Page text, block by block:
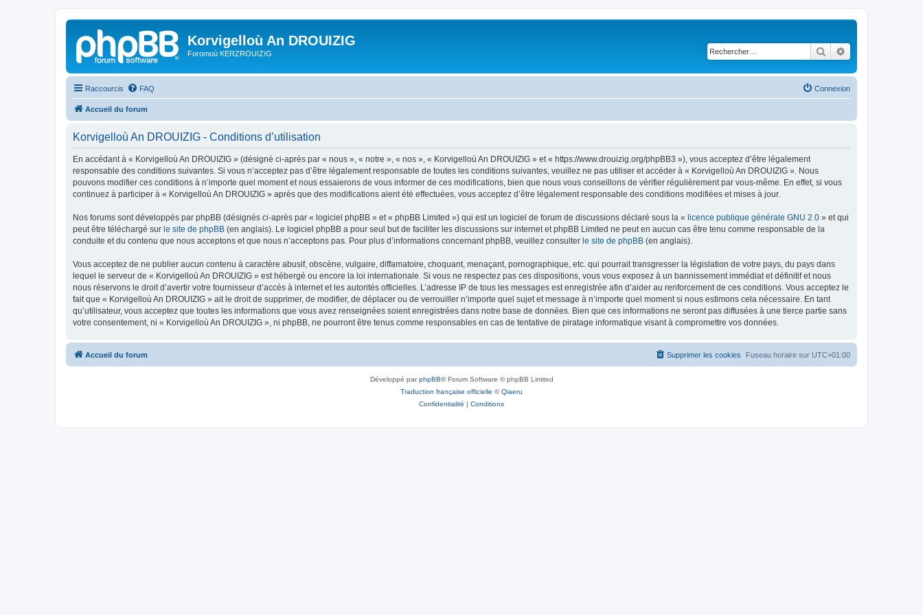
Korvigelloù An DROUIZIG
Foromoù KERZROUIZIG Rechercher
Raccourcis FAQ Connexion
Accueil du forum
Korvigelloù An DROUIZIG - Conditions d’utilisation
En accédant à « Korvigelloù An DROUIZIG » (désigné ci-après par « nous », « notre », « nos », « Korvigelloù An DROUIZIG » et « https://www.drouizig.org/phpBB3 »), vous acceptez d’être légalement
responsable des conditions suivantes. Si vous n’acceptez pas d’être légalement responsable de toutes les conditions suivantes, veuillez ne pas utiliser et accéder à « Korvigelloù An DROUIZIG ». Nous
pouvons modifier ces conditions à n’importe quel moment et nous essaierons de vous informer de ces modifications, bien que nous vous conseillons de vérifier régulièrement par vous-même. En effet, si vous
continuez à participer à « Korvigelloù An DROUIZIG » après que des modifications aient été effectuées, vous acceptez d’être légalement responsable des conditions modifiées et mises à jour.
Nos forums sont développés par phpBB (désignés ci-après par « logiciel phpBB » et « phpBB Limited ») qui est un logiciel de forum de discussions déclaré sous la « licence publique générale GNU 2.0 » et qui
peut être téléchargé sur le site de phpBB (en anglais). Le logiciel phpBB a pour seul but de faciliter les discussions sur internet et phpBB Limited ne peut en aucun cas être tenu comme responsable de la
conduite et du contenu que nous acceptons et que nous n’acceptons pas. Pour plus d’informations concernant phpBB, veuillez consulter le site de phpBB (en anglais).
Vous acceptez de ne publier aucun contenu à caractère abusif, obscène, vulgaire, diffamatoire, choquant, menaçant, pornographique, etc. qui pourrait transgresser la législation de votre pays, du pays dans
lequel le serveur de « Korvigelloù An DROUIZIG » est hébergé ou encore la loi internationale. Si vous ne respectez pas ces dispositions, vous vous exposez à un bannissement immédiat et définitif et nous
nous réservons le droit d’avertir votre fournisseur d’accès à internet et les autorités officielles. L’adresse IP de tous les messages est enregistrée afin d’aider au renforcement de ces conditions. Vous acceptez le
fait que « Korvigelloù An DROUIZIG » ait le droit de supprimer, de modifier, de déplacer ou de verrouiller n’importe quel sujet et message à n’importe quel moment si nous estimons cela nécessaire. En tant
qu’utilisateur, vous acceptez que toutes les informations que vous avez renseignées soient enregistrées dans notre base de données. Bien que ces informations ne seront pas diffusées à une tierce partie sans
votre consentement, ni « Korvigelloù An DROUIZIG », ni phpBB, ne pourront être tenus comme responsables en cas de tentative de piratage informatique visant à compromettre vos données.
Accueil du forum Fuseau horaire sur UTC+01:00
Supprimer les cookies
Développé parphpBB® Forum Software © phpBB Limited
Traduction française officielle ©Qiaeru
Confidentialité | Conditions